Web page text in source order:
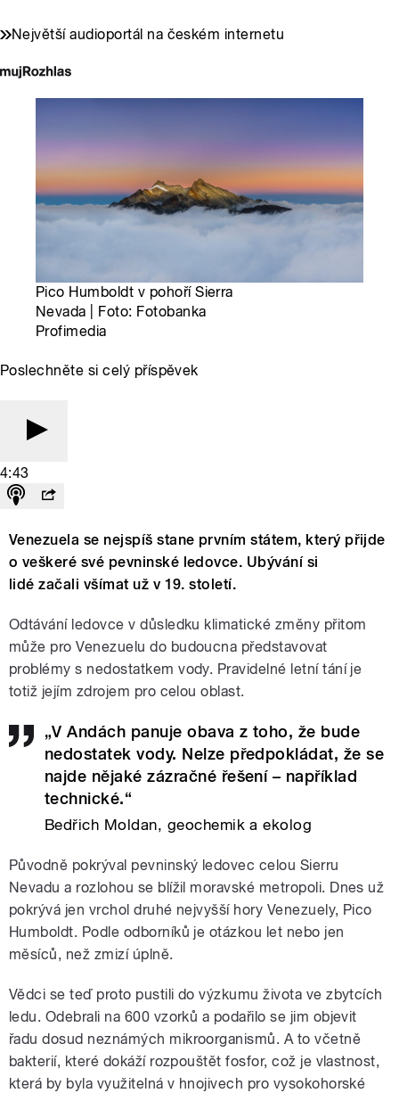
Největší audioportál na českém internetu
Pico Humboldt v pohoří Sierra
Nevada | Foto: Fotobanka
Profimedia
Poslechněte si celý příspěvek
4:43
Venezuela se nejspíš stane prvním státem, který přijde
o veškeré své pevninské ledovce. Ubývání si
lidé začali všímat už v 19. století.
Odtávání ledovce v důsledku klimatické změny přitom
může pro Venezuelu do budoucna představovat
problémy s nedostatkem vody. Pravidelné letní tání je
totiž jejím zdrojem pro celou oblast.
„V Andách panuje obava z toho, že bude
nedostatek vody. Nelze předpokládat, že se
najde nějaké zázračné řešení – například
technické.“
Bedřich Moldan, geochemik a ekolog
Původně pokrýval pevninský ledovec celou Sierru
Nevadu a rozlohou se blížil moravské metropoli. Dnes už
pokrývá jen vrchol druhé nejvyšší hory Venezuely, Pico
Humboldt. Podle odborníků je otázkou let nebo jen
měsíců, než zmizí úplně.
Vědci se teď proto pustili do výzkumu života ve zbytcích
ledu. Odebrali na 600 vzorků a podařilo se jim objevit
řadu dosud neznámých mikroorganismů. A to včetně
bakterií, které dokáží rozpouštět fosfor, což je vlastnost,
která by byla využitelná v hnojivech pro vysokohorské